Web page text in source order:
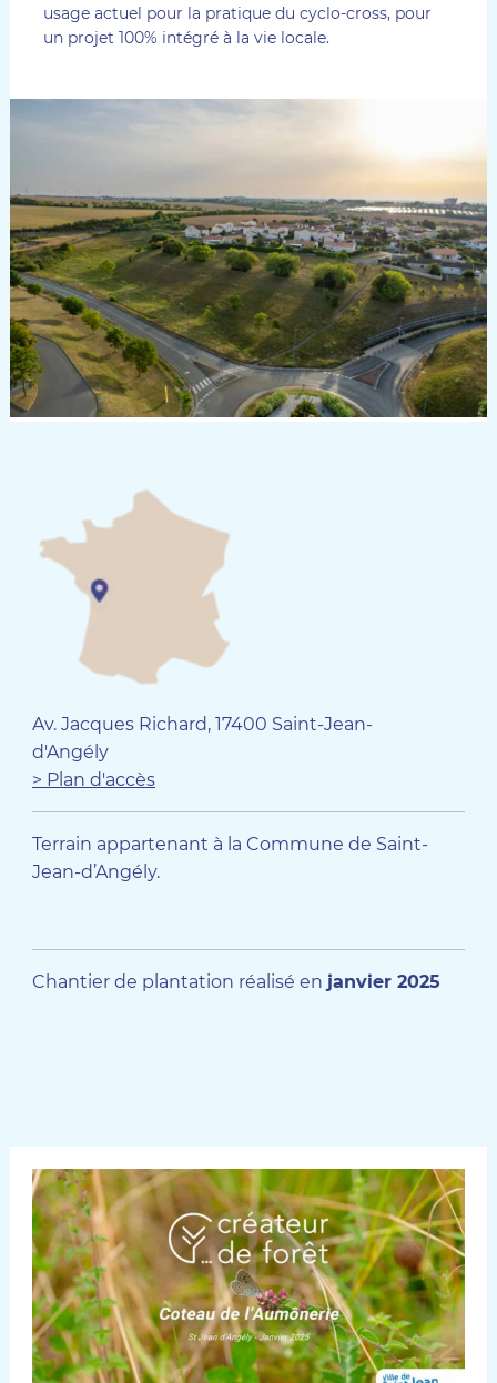
usage actuel pour la pratique du cyclo-cross, pour
un projet 100% intégré à la vie locale.
Av. Jacques Richard, 17400 Saint-Jean-
d'Angély
> Plan d'accès
Terrain appartenant à la Commune de Saint-
Jean-d’Angély.
Chantier de plantation réalisé en janvier 2025